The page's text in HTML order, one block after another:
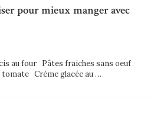
pour mieux manger avec
au four Pâtes fraiches sans oeuf
tomate Crème glacée au …